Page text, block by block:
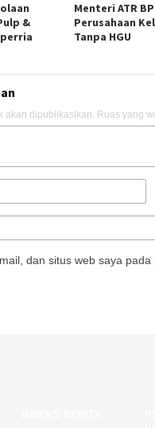
&
Menteri ATR
Perusahaan
Tanpa HGU
akan dipublikasikan. Ruas yang
dan situs web saya